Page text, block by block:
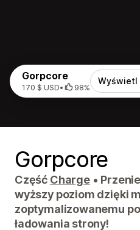
Gorpcore
170 $ USD• 98%
Wyświetl
Gorpcore
Część Charge •
wyższy poziom dzięki
zoptymalizowanemu
ładowania strony!